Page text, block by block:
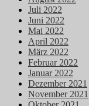
Juli 2022
Juni 2022
Mai 2022
April 2022
März 2022
Februar 2022
Januar 2022
Dezember 2021
November 2021